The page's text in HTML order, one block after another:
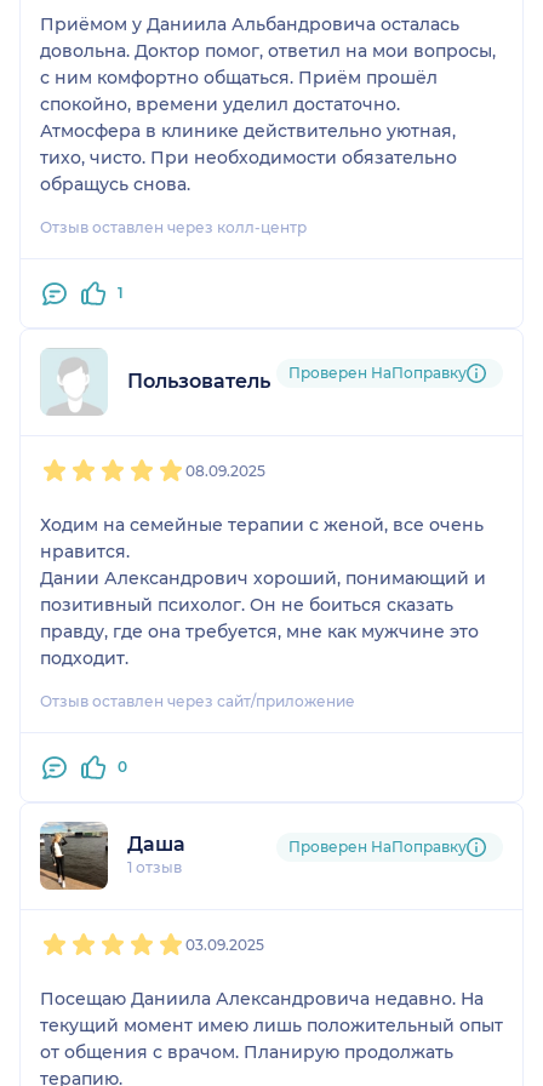
Приёмом у Даниила Альбандровича осталась
довольна. Доктор помог, ответил на мои вопросы,
с ним комфортно общаться. Приём прошёл
спокойно, времени уделил достаточно.
Атмосфера в клинике действительно уютная,
тихо, чисто. При необходимости обязательно
обращусь снова.
Отзыв оставлен через колл-центр
1
Пользователь НаПоправку
Проверен НаПоправку
08.09.2025
Ходим на семейные терапии с женой, все очень
нравится.
Дании Александрович хороший, понимающий и
позитивный психолог. Он не боиться сказать
правду, где она требуется, мне как мужчине это
подходит.
Отзыв оставлен через сайт/приложение
0
Даша
1 отзыв
Проверен НаПоправку
03.09.2025
Посещаю Даниила Александровича недавно. На
текущий момент имею лишь положительный опыт
от общения с врачом. Планирую продолжать
терапию.